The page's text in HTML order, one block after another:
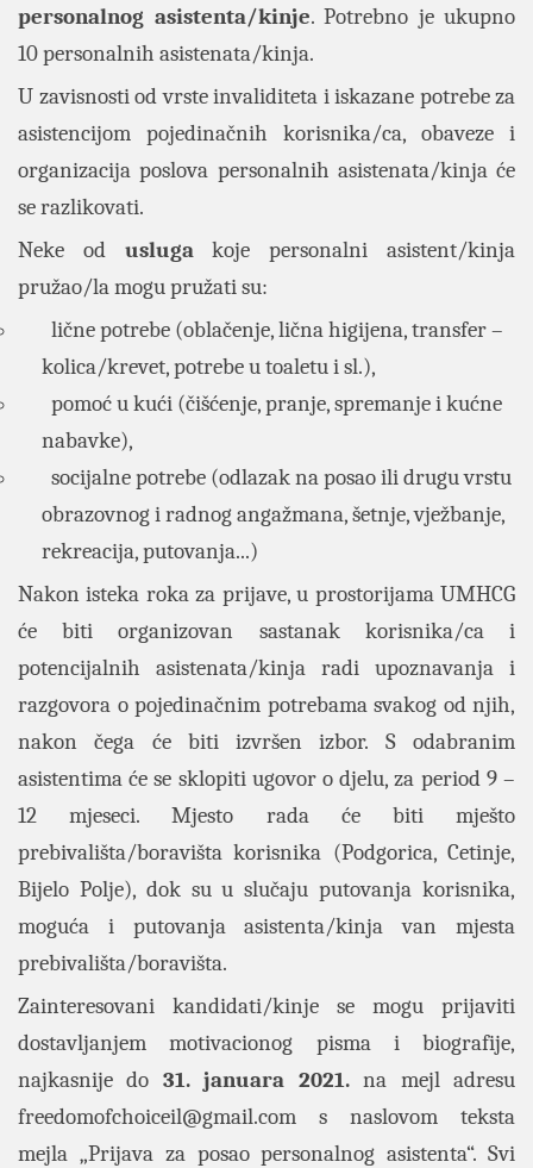
personalnog asistenta/kinje. Potrebno je ukupno
10 personalnih asistenata/kinja.
U zavisnosti od vrste invaliditeta i iskazane potrebe za
asistencijom pojedinačnih korisnika/ca, obaveze i
organizacija poslova personalnih asistenata/kinja će
se razlikovati.
Neke od uslugakoje personalni asistent/kinja
pružao/la mogu pružati su:
lične potrebe (oblačenje, lična higijena, transfer –
kolica/krevet, potrebe u toaletu i sl.),
pomoć u kući (čišćenje, pranje, spremanje i kućne
nabavke),
socijalne potrebe (odlazak na posao ili drugu vrstu
obrazovnog i radnog angažmana, šetnje, vježbanje,
rekreacija, putovanja...)
Nakon isteka roka za prijave, u prostorijama UMHCG
će biti organizovan sastanak korisnika/ca i
potencijalnih asistenata/kinja radi upoznavanja i
razgovora o pojedinačnim potrebama svakog od njih,
nakon čega će biti izvršen izbor. S odabranim
asistentima će se sklopiti ugovor o djelu, za period 9 –
12 mjeseci. Mjesto rada će biti mješto
prebivališta/boravišta korisnika (Podgorica, Cetinje,
Bijelo Polje), dok su u slučaju putovanja korisnika,
moguća i putovanja asistenta/kinja van mjesta
prebivališta/boravišta.
Zainteresovani kandidati/kinje se mogu prijaviti
dostavljanjem motivacionog pisma i biografije,
najkasnije do 31. januara 2021.na mejl adresu
freedomofchoiceil@gmail.com s naslovom teksta
mejla „Prijava za posao personalnog asistenta“. Svi